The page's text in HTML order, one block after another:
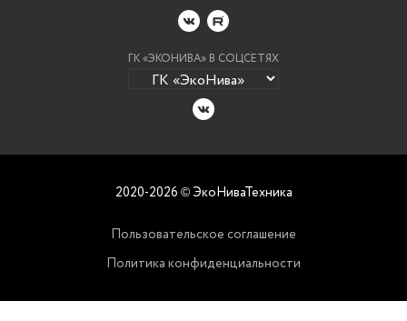
ГК «ЭКОНИВА» В СОЦСЕТЯХ
2020-2026 ©ЭкоНиваТехника
Пользовательское соглашение
Политика конфиденциальности